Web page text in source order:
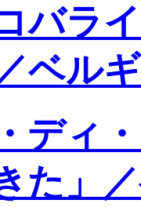
バラ
ベル
ディ
た」